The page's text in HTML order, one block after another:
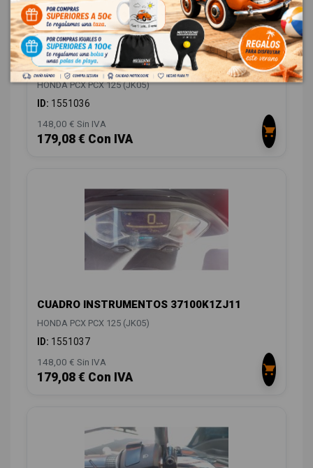
CONMUTADOR DE ARRANQUE 35100K1ZJ11
HONDA PCX PCX 125 (JK05)
ID: 1551036
148,00 € Sin IVA
179,08 € Con IVA
CUADRO INSTRUMENTOS 37100K1ZJ11
HONDA PCX PCX 125 (JK05)
ID: 1551037
148,00 € Sin IVA
179,08 € Con IVA